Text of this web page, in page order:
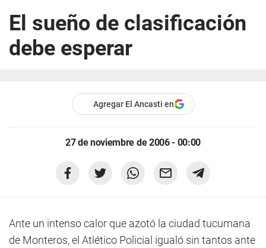
El sueño de clasificación
debe esperar
Agregar El Ancasti en
27 de noviembre de 2006 - 00:00
Ante un intenso calor que azotó la ciudad tucumana
de Monteros, el Atlético Policial igualó sin tantos ante